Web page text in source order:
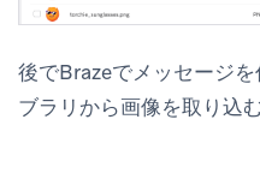
後でBrazeでメッセージ
ブラリから画像を取り込